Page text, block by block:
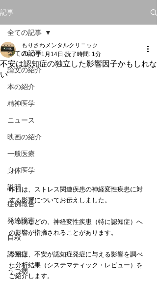
記事
全ての記事
論文の紹介
本の紹介
精神医学
ニュース
映画の紹介
一般医療
身体医学
説明
症例報告
発達障害
自殺
認知症
うつ病
全ての記事
不安は認知症の独立した影響因子かもしれな
い
もりさわメンタルクリニック
2023年1月14日 読了時間: 1分
昨日は、ストレス関連疾患の神経変性疾患に対
する影響についてお伝えしました。
うつ病などの、神経変性疾患（特に認知症）へ
の影響が指摘されることがあります。
今回は、不安が認知症発症に与える影響を調べ
た分析結果（システマティック・レビュー）を
ご紹介します。